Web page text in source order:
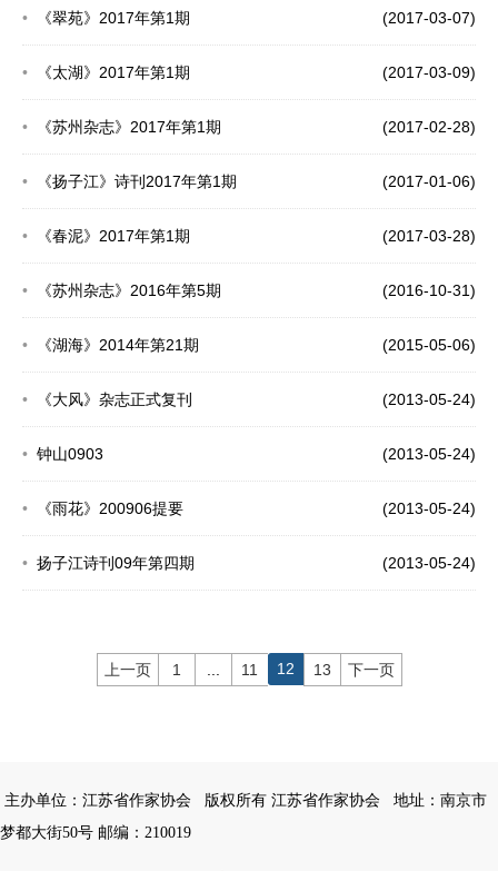
(2017-03-07)
《翠苑》2017年第1期
(2017-03-09)
《太湖》2017年第1期
(2017-02-28)
《苏州杂志》2017年第1期
(2017-01-06)
《扬子江》诗刊2017年第1期
(2017-03-28)
《春泥》2017年第1期
(2016-10-31)
《苏州杂志》2016年第5期
(2015-05-06)
《湖海》2014年第21期
(2013-05-24)
《大风》杂志正式复刊
(2013-05-24)
钟山0903
(2013-05-24)
《雨花》200906提要
(2013-05-24)
扬子江诗刊09年第四期
上一页 1 11 12 13 下一页
主办单位：江苏省作家协会 版权所有 江苏省作家协会
地址：南京市
梦都大街50号 邮编：210019